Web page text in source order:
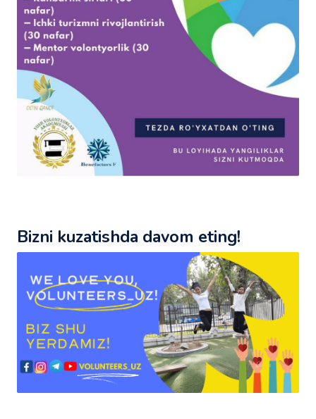
Bizni kuzatishda davom eting!